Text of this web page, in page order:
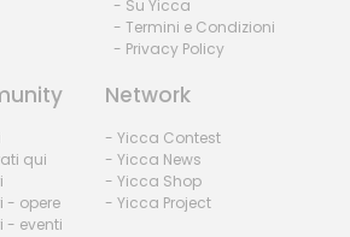
- Su Yicca
- Termini e Condizioni
- Privacy Policy
qui
- opere
- eventi
Network
- Yicca Contest
- Yicca News
- Yicca Shop
- Yicca Project